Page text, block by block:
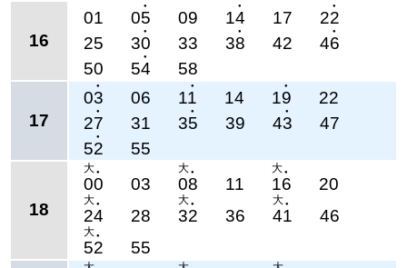
16
01
●
05 09
●
14 17
●
22
25
●
30 33
●
38 42
●
46
50
●
54 58
17
●
03 06
●
11 14
●
19 22
●
27 31
●
35 39
●
43 47
●
52 55
18
大 ●
00 03
大 ●
08 11
大 ●
16 20
大 ●
24 28
大 ●
32 36
大 ●
41 46
大 ●
52 55